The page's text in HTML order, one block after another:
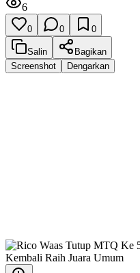
6
0 0 0
Salin
Bagikan
Screenshot
Dengarkan